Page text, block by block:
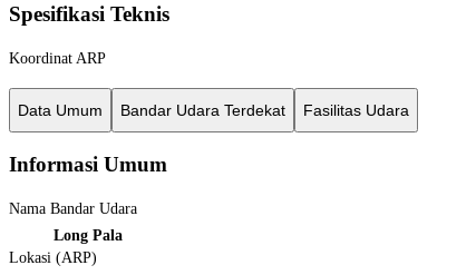
Spesifikasi Teknis
Koordinat ARP
Data Umum Bandar Udara Terdekat Fasilitas Udara
Informasi Umum
Nama Bandar Udara
Long Pala
Lokasi (ARP)